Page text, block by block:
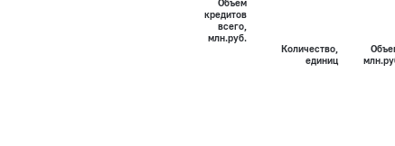
Объем
кредитов
всего,
млн.руб.
Количество,
единиц